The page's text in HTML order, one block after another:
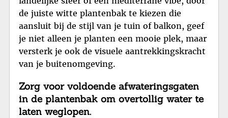
de juiste witte plantenbak te kiezen die
aansluit bij de stijl van je tuin of balkon, geef
je niet alleen je planten een mooie plek, maar
versterk je ook de visuele aantrekkingskracht
van je buitenomgeving.
Zorg voor voldoende afwateringsgaten
in de plantenbak om overtollig water te
laten weglopen.